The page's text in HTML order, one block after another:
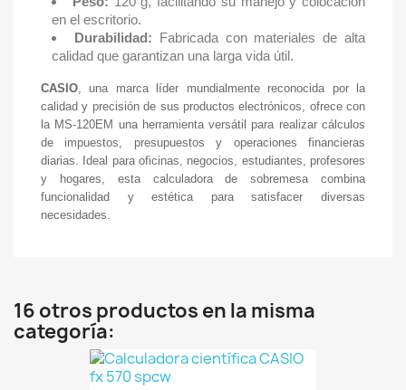
en el escritorio.
Durabilidad: Fabricada con materiales de alta
calidad que garantizan una larga vida útil.
CASIO, una marca líder mundialmente reconocida por la
calidad y precisión de sus productos electrónicos, ofrece con
la MS-120EM una herramienta versátil para realizar cálculos
de impuestos, presupuestos y operaciones financieras
diarias. Ideal para oficinas, negocios, estudiantes, profesores
y hogares, esta calculadora de sobremesa combina
funcionalidad y estética para satisfacer diversas
necesidades.
16 otros productos en la misma
categoría: